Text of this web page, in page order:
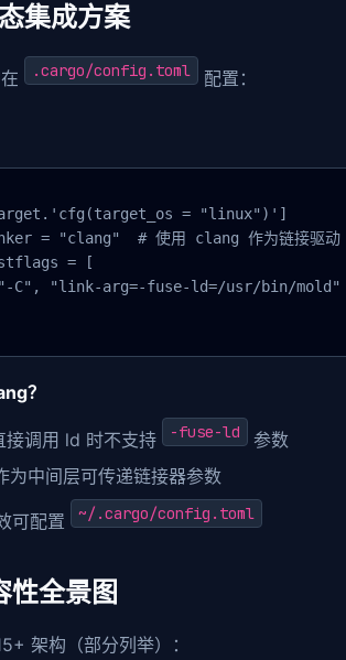
集成方案
.cargo/config.toml 配置：
= "linux")']
= "clang"  # 使用 clang 作为链接驱动
= [
C", "link-arg=-fuse-ld=/usr/bin/mold"
？
接调用 ld 时不支持 -fuse-ld
参数
为中间层可传递链接器参数
可配置 ~/.cargo/config.toml
性全景图
架构（部分列举）：